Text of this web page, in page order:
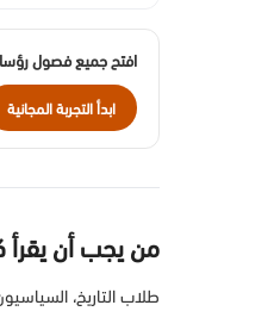
افتح جميع فصول رؤساء
ابدأ التجربة المجانية
من يجب أن يقرأ
طلاب التاريخ،